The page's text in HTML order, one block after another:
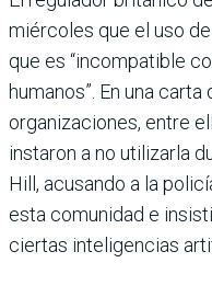
miércoles que el uso
que es “incompatible
humanos”. En una
organizaciones, entre
instaron a no utilizarla
Hill, acusando a la
esta comunidad e
ciertas inteligencias